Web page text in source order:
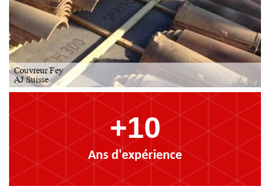
+10
Ans d'expérience